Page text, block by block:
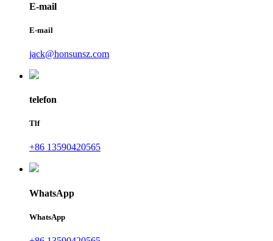
E-mail
E-mail
jack@honsunsz.com
telefon
Tlf
+86 13590420565
WhatsApp
WhatsApp